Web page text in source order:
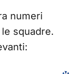
numeri
squadre.